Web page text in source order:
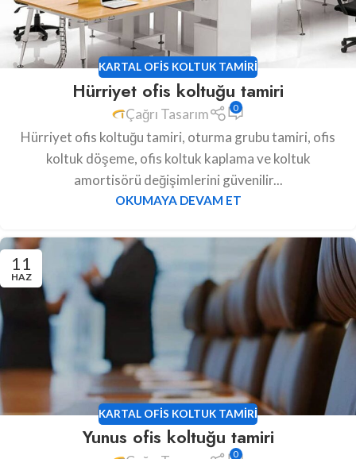
KARTAL OFIS KOLTUK TAMIRI
Hürriyet ofis koltuğu tamiri
Çağrı Tasarım 0
Hürriyet ofis koltuğu tamiri, oturma grubu tamiri, ofis
koltuk döşeme, ofis koltuk kaplama ve koltuk
amortisörü değişimlerini güvenilir...
OKUMAYA DEVAM ET
11
HAZ
KARTAL OFIS KOLTUK TAMIRI
Yunus ofis koltuğu tamiri
0